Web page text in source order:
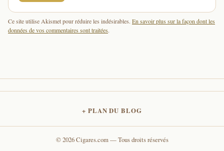
Ce site utilise Akismet pour réduire les indésirables. En savoir plus sur la façon dont les
données de vos commentaires sont traitées.
PLAN DU BLOG
© 2026 Cigares.com — Tous droits réservés